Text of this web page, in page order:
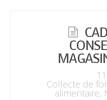
Collecte de
alimentaire,